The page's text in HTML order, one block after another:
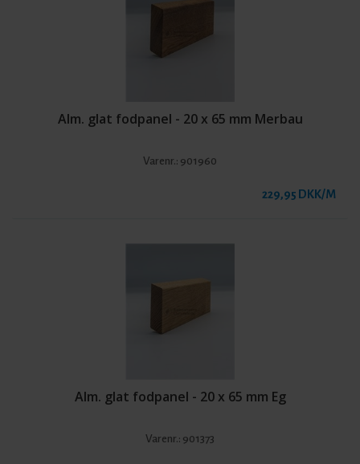
Alm. glat fodpanel - 20 x 65 mm Merbau
Varenr.: 901960
229,95 DKK/M
Alm. glat fodpanel - 20 x 65 mm Eg
Varenr.: 901373